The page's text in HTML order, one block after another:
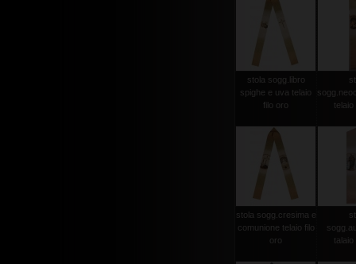
stola sogg.libro
spighe e uva telaio
filo oro
telaio
stola sogg.cresima e
comunione telaio filo
oro
talaio